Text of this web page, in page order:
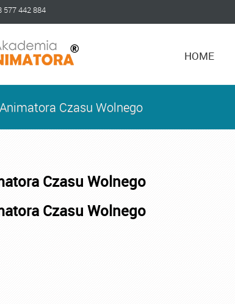
577 442 884
HOME
Czasu Wolnego
Czasu Wolnego
Czasu Wolnego